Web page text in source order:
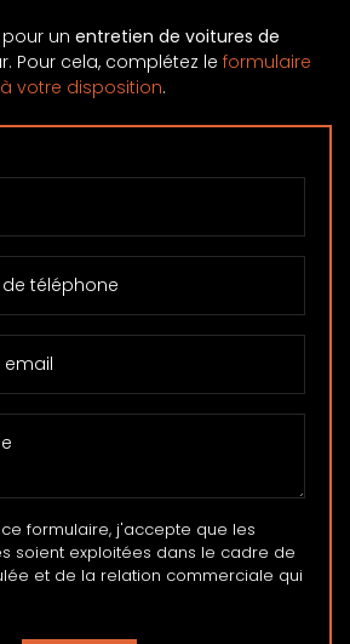
un entretien de voitures de
Pour cela, complétez le formulaire
votre disposition.
formulaire, j'accepte que les
soient exploitées dans le cadre de
et de la relation commerciale qui